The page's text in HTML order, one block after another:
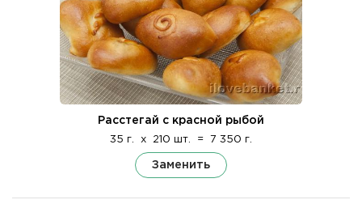
Расстегай с красной рыбой
35 г. x 210 шт. = 7 350 г.
Заменить